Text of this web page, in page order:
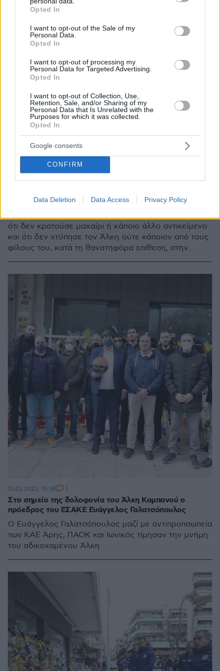
grant or deny consent to Google and its third-party tags to
use your data for below specified purposes in below Google
consent section.
Opted In
I want to opt-out of the Sale of my
Personal Data.
Opted In
I want to opt-out of processing my
Personal Data for Targeted Advertising.
Opted In
I want to opt-out of Collection, Use,
Retention, Sale, and/or Sharing of my
Personal Data that Is Unrelated with the
Purposes for which it was collected.
Opted In
Google consents
CONFIRM
Data Deletion Data Access Privacy Policy
Προσωρινά κρατούμενος ο 20χρονος που είχε διαφύγει
Aρνήθηκε τις κατηγορίες που του αποδίδονται κι
ανέφερε ότι είχε περιφερειακό ρόλο στην υπόθεση,
ότι δεν κρατούσε μαχαίρι ή κάποιο άλλο αντικείμενο
και ότι δεν χτύπησε τον Άλκη ούτε κάποιον από τους
φίλους του, κατά τη θανατηφόρα επίθεση, στην
Στο σημείο της δολοφονία του Άλκη Καμπανού ο
πρόεδρος του ΕΣΑΚΕ Ευάγγελος Γαλατσόπουλος
Ο Ευάγγελος Γαλατσόπουλος μαζί με αντιπροπσωπεία
των ΚΑΕ Άρης, ΠΑΟΚ και Ιωνικός τίμησαν την μνήμη
του αδικοχαμένου Άλκη
13.02.2022, 15:18 1